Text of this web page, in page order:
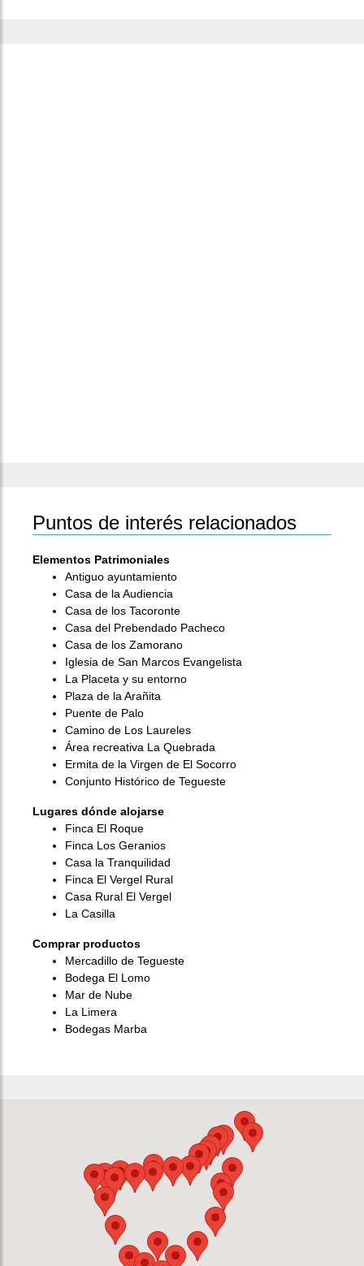
Puntos de interés relacionados
Elementos Patrimoniales
Antiguo ayuntamiento
Casa de la Audiencia
Casa de los Tacoronte
Casa del Prebendado Pacheco
Casa de los Zamorano
Iglesia de San Marcos Evangelista
La Placeta y su entorno
Plaza de la Arañita
Puente de Palo
Camino de Los Laureles
Área recreativa La Quebrada
Ermita de la Virgen de El Socorro
Conjunto Histórico de Tegueste
Lugares dónde alojarse
Finca El Roque
Finca Los Geranios
Casa la Tranquilidad
Finca El Vergel Rural
Casa Rural El Vergel
La Casilla
Comprar productos
Mercadillo de Tegueste
Bodega El Lomo
Mar de Nube
La Limera
Bodegas Marba